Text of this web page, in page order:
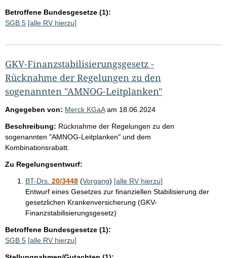
Betroffene Bundesgesetze (1):
SGB 5 [alle RV hierzu]
GKV-Finanzstabilisierungsgesetz -
Rücknahme der Regelungen zu den
sogenannten "AMNOG-Leitplanken"
Angegeben von: Merck KGaA am 18.06.2024
Beschreibung: Rücknahme der Regelungen zu den
sogenannten "AMNOG-Leitplanken" und dem
Kombinationsrabatt.
Zu Regelungsentwurf:
BT-Drs. 20/3448 (Vorgang) [alle RV hierzu]
Entwurf eines Gesetzes zur finanziellen Stabilisierung der
gesetzlichen Krankenversicherung (GKV-
Finanzstabilisierungsgesetz)
Betroffene Bundesgesetze (1):
SGB 5 [alle RV hierzu]